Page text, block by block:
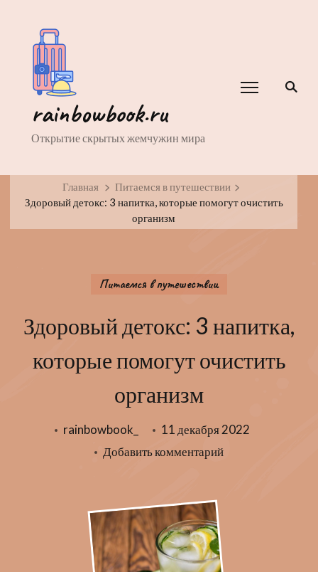
rainbowbook.ru
Открытие скрытых жемчужин мира
Главная
Питаемся в путешествии
Здоровый детокс: 3 напитка, которые помогут очистить
организм
Питаемся в путешествии
Здоровый детокс: 3 напитка,
которые помогут очистить
организм
rainbowbook_
11 декабря 2022
Добавить комментарийк